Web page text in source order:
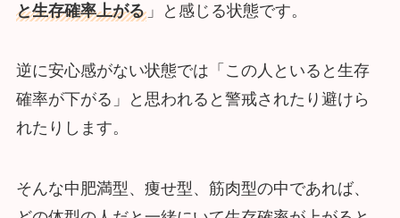
と生存確率上がる」と感じる状態です。
逆に安心感がない状態では「この人といると生存
確率が下がる」と思われると警戒されたり避けら
れたりします。
そんな中肥満型、痩せ型、筋肉型の中であれば、